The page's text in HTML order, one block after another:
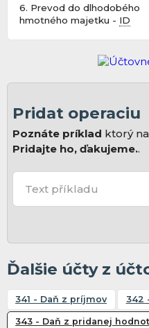
6. Prevod do dlhodobého
hmotného majetku - ID
Pridat operaciu
Poznáte príklad ktorý
Pridajte ho, ďakujeme..
Text příkladu
Ďalšie účty z
341 - Daň z príjmov 342
343 - Daň z pridanej